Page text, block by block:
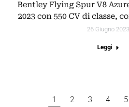
Bentley Flying Spur V8
2023 con 550 CV di classe,
26 Giugno 2023
Leggi
1 2 3 4 5